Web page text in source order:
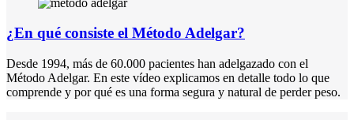
¿En qué consiste el Método Adelgar?
Desde 1994, más de 60.000 pacientes han adelgazado con el
Método Adelgar. En este vídeo explicamos en detalle todo lo que
comprende y por qué es una forma segura y natural de perder peso.